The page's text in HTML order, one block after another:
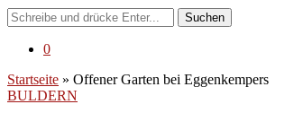
Suchen
0
Startseite » Offener Garten bei Eggenkempers
BULDERN